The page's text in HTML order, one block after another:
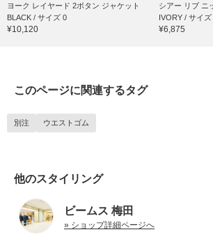
ヨーク レイヤード 2ボタン ジャケット
BLACK / サイズ 0
¥10,120
シアー リブ ニ
IVORY / サイ
¥6,875
このページに関連するタグ
別注 ウエストゴム
他のスタイリング
ビームス 梅田
» ショップ詳細ページへ